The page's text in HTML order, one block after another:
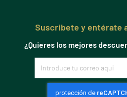
Suscribete y entérate
¿Quieres los mejores